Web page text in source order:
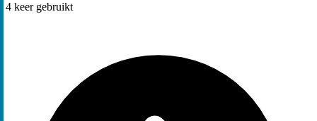
4 keer gebruikt